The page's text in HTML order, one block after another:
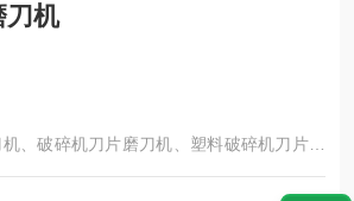
刀机
、破碎机刀片磨刀机、塑料破碎机刀片磨
机、 磨刀机、破碎机磨刀机、破碎机自动